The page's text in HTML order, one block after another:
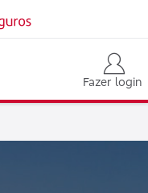
Fazer login